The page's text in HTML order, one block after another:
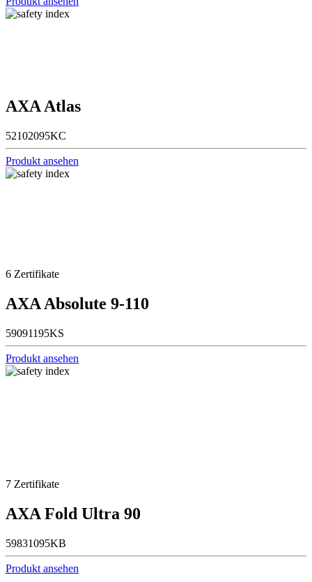
AXA Atlas
52102095KC
Produkt ansehen
6 Zertifikate
AXA Absolute 9-110
59091195KS
Produkt ansehen
7 Zertifikate
AXA Fold Ultra 90
59831095KB
Produkt ansehen